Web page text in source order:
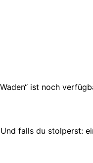
ist noch
falls du stolperst: